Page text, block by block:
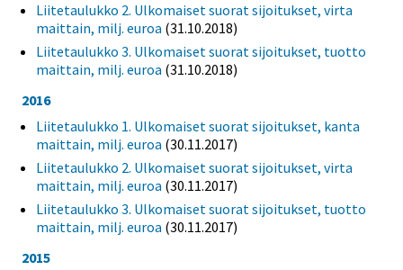
Liitetaulukko 2. Ulkomaiset suorat sijoitukset, virta
maittain, milj. euroa (31.10.2018)
Liitetaulukko 3. Ulkomaiset suorat sijoitukset, tuotto
maittain, milj. euroa (31.10.2018)
2016
Liitetaulukko 1. Ulkomaiset suorat sijoitukset, kanta
maittain, milj. euroa (30.11.2017)
Liitetaulukko 2. Ulkomaiset suorat sijoitukset, virta
maittain, milj. euroa (30.11.2017)
Liitetaulukko 3. Ulkomaiset suorat sijoitukset, tuotto
maittain, milj. euroa (30.11.2017)
2015